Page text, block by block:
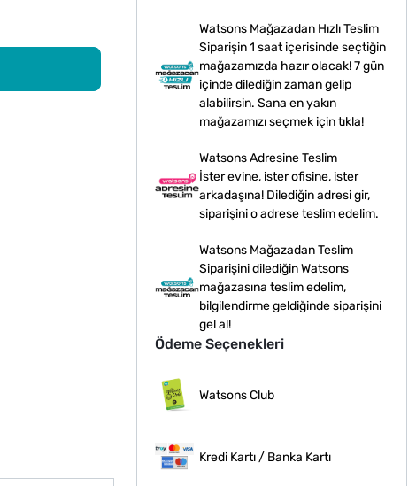
Watsons Mağazadan Hızlı Teslim
Siparişin 1 saat içerisinde seçtiğin
mağazamızda hazır olacak! 7 gün
içinde dilediğin zaman gelip
alabilirsin. Sana en yakın
mağazamızı seçmek için tıkla!
Watsons Adresine Teslim
İster evine, ister ofisine, ister
arkadaşına! Dilediğin adresi gir,
siparişini o adrese teslim edelim.
Watsons Mağazadan Teslim
Siparişini dilediğin Watsons
mağazasına teslim edelim,
bilgilendirme geldiğinde siparişini
gel al!
Ödeme Seçenekleri
Watsons Club
Kredi Kartı / Banka Kartı